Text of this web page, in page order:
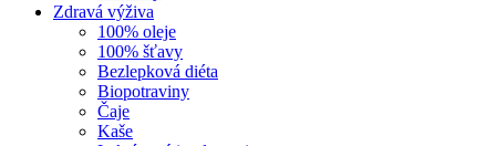
Zdravá výživa
100% oleje
100% šťavy
Bezlepková diéta
Biopotraviny
Čaje
Kaše